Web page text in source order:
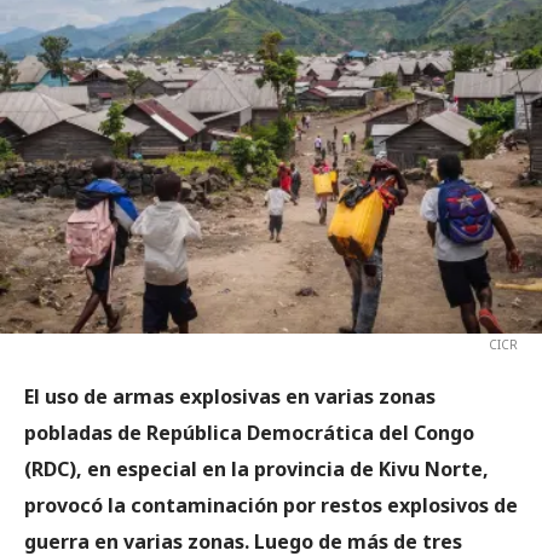
CICR
El uso de armas explosivas en varias zonas
pobladas de República Democrática del Congo
(RDC), en especial en la provincia de Kivu Norte,
provocó la contaminación por restos explosivos de
guerra en varias zonas. Luego de más de tres